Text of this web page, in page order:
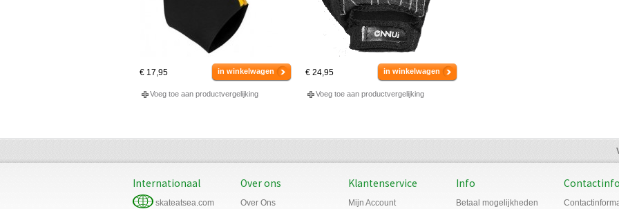
€ 17,95 in winkelwagen
Voeg toe aan productvergelijking
€ 24,95 in winkelwagen
Voeg toe aan productvergelijking
Internationaal
skateatsea.com
Over ons
Over Ons
Klantenservice
Mijn Account
Info
Betaal mogelijkheden